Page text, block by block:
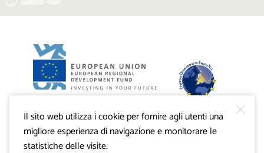
regionale dell’Unione Europea.
Il sito web utilizza i cookie per fornire agli utenti una
migliore esperienza di navigazione e monitorare le
statistiche delle visite.